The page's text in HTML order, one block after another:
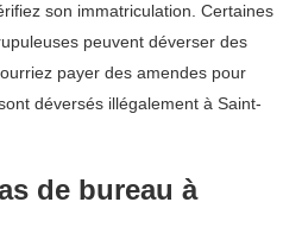
son immatriculation. Certaines
peuvent déverser des
payer des amendes pour
déversés illégalement à Saint-
de bureau à